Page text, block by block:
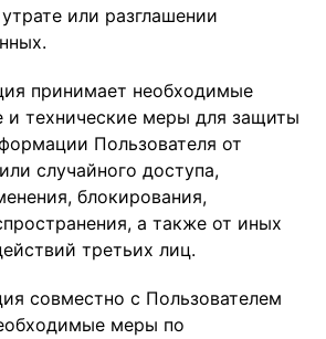
или разглашении
принимает необходимые
и технические меры для защиты
Пользователя от
случайного доступа,
блокирования,
а также от иных
третьих лиц.
совместно с Пользователем
меры по